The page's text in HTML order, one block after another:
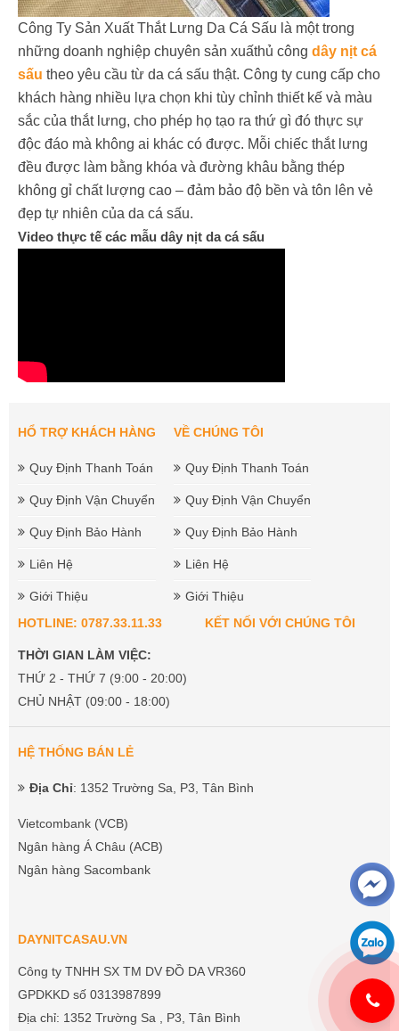
Công Ty Sản Xuất Thắt Lưng Da Cá Sấu là một trong
những doanh nghiệp chuyên sản xuấthủ công dây nịt cá
sấu theo yêu cầu từ da cá sấu thật. Công ty cung cấp cho
khách hàng nhiều lựa chọn khi tùy chỉnh thiết kế và màu
sắc của thắt lưng, cho phép họ tạo ra thứ gì đó thực sự
độc đáo mà không ai khác có được. Mỗi chiếc thắt lưng
đều được làm bằng khóa và đường khâu bằng thép
không gỉ chất lượng cao – đảm bảo độ bền và tôn lên vẻ
đẹp tự nhiên của da cá sấu.
Video thực tế các mẫu dây nịt da cá sấu
HỔ TRỢ KHÁCH HÀNG
Quy Định Thanh Toán
Quy Định Vận Chuyển
Quy Định Bảo Hành
Liên Hệ
Giới Thiệu
VỀ CHÚNG TÔI
Quy Định Thanh Toán
Quy Định Vận Chuyển
Quy Định Bảo Hành
Liên Hệ
Giới Thiệu
HOTLINE: 0787.33.11.33
THỜI GIAN LÀM VIỆC:
THỨ 2 - THỨ 7 (9:00 - 20:00)
CHỦ NHẬT (09:00 - 18:00)
KẾT NỐI VỚI CHÚNG TÔI
HỆ THỐNG BÁN LẺ
Địa Chỉ: 1352 Trường Sa, P3, Tân Bình
Vietcombank (VCB)
Ngân hàng Á Châu (ACB)
Ngân hàng Sacombank
DAYNITCASAU.VN
Công ty TNHH SX TM DV ĐỒ DA VR360
GPDKKD số 0313987899
Địa chỉ: 1352 Trường Sa , P3, Tân Bình